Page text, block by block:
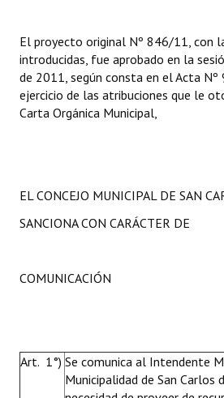
El proyecto original Nº 846/11, con
introducidas, fue aprobado en la
de 2011, según consta en el Acta
ejercicio de las atribuciones que le
Carta Orgánica Municipal,
EL CONCEJO MUNICIPAL DE SAN
SANCIONA CON CARÁCTER DE
COMUNICACIÓN
Art. 1°) Se comunica al Intendente
Municipalidad de San Carlos